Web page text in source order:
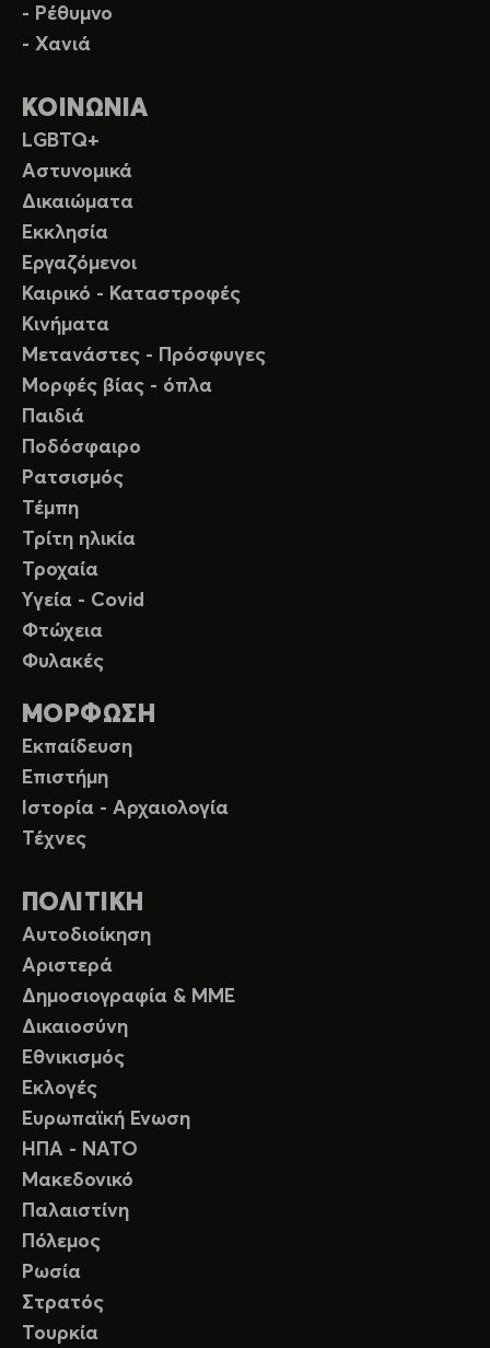
- Ρέθυμνο
- Χανιά
ΚΟΙΝΩΝΙΑ
LGBTQ+
Αστυνομικά
Δικαιώματα
Εκκλησία
Εργαζόμενοι
Καιρικό - Καταστροφές
Κινήματα
Μετανάστες - Πρόσφυγες
Μορφές βίας - όπλα
Παιδιά
Ποδόσφαιρο
Ρατσισμός
Τέμπη
Τρίτη ηλικία
Τροχαία
Υγεία - Covid
Φτώχεια
Φυλακές
ΜΟΡΦΩΣΗ
Εκπαίδευση
Επιστήμη
Ιστορία - Αρχαιολογία
Τέχνες
ΠΟΛΙΤΙΚΗ
Αυτοδιοίκηση
Αριστερά
Δημοσιογραφία & ΜΜΕ
Δικαιοσύνη
Εθνικισμός
Εκλογές
Ευρωπαϊκή Ενωση
ΗΠΑ - ΝΑΤΟ
Μακεδονικό
Παλαιστίνη
Πόλεμος
Ρωσία
Στρατός
Τουρκία